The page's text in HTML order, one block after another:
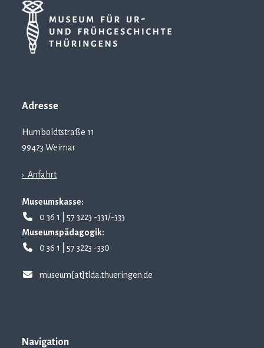
Adresse
Humboldtstraße 11
99423 Weimar
› Anfahrt
Museumskasse:
0 36 1 | 57 3223 -331/-333
Museumspädagogik:
0 36 1 | 57 3223 -330
museum[at]tlda.thueringen.de
Navigation